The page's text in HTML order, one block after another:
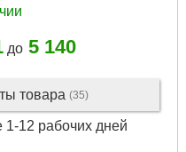
до 5 140
товара (35)
1-12 рабочих дней